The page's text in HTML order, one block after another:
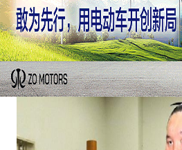
危险，日本体育界遭到新冠
乔聚 日本新闻 社会观察
日本新华侨报 2021/1/6 14:36:30